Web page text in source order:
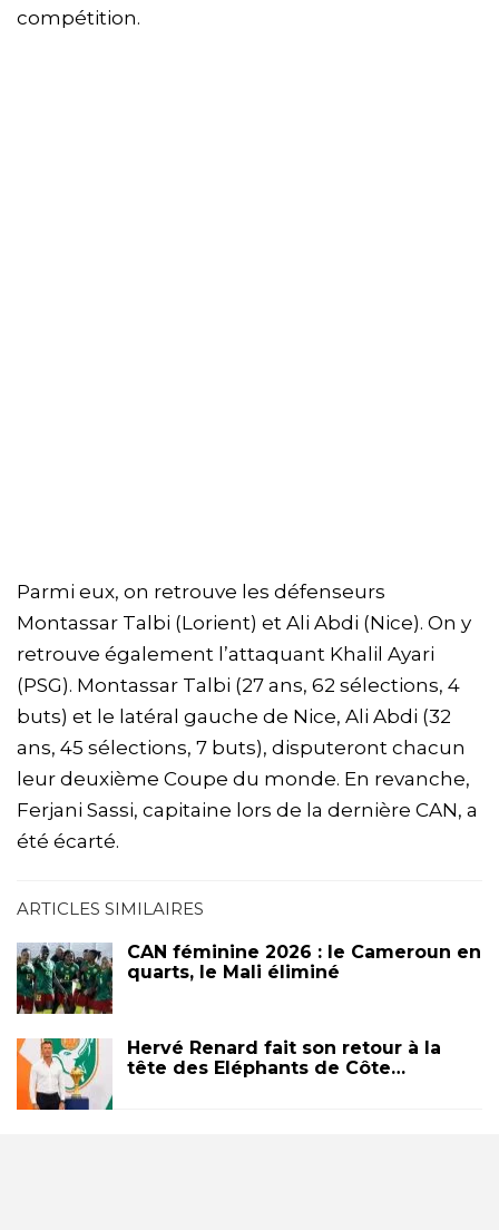
compétition.
Parmi eux, on retrouve les défenseurs
Montassar Talbi (Lorient) et Ali Abdi (Nice). On y
retrouve également l’attaquant Khalil Ayari
(PSG). Montassar Talbi (27 ans, 62 sélections, 4
buts) et le latéral gauche de Nice, Ali Abdi (32
ans, 45 sélections, 7 buts), disputeront chacun
leur deuxième Coupe du monde. En revanche,
Ferjani Sassi, capitaine lors de la dernière CAN, a
été écarté.
ARTICLES SIMILAIRES
CAN féminine 2026 : le Cameroun en
quarts, le Mali éliminé
Hervé Renard fait son retour à la
tête des Eléphants de Côte…